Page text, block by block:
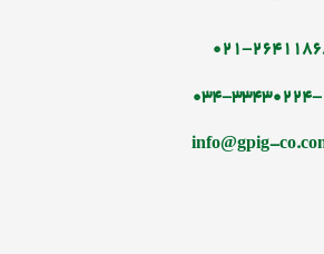
۲۶۴۱۱۸۶۸
۳۳۴۳۰۲۲۴-۹
info@gpig-